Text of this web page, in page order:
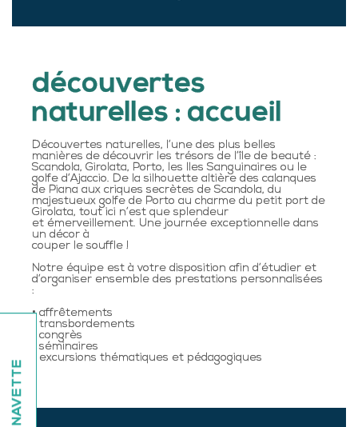
NAVETTE
découvertes
naturelles : accueil
Découvertes naturelles, l’une des plus belles
manières de découvrir les trésors de l’île de beauté :
Scandola, Girolata, Porto, les Iles Sanguinaires ou le
golfe d’Ajaccio. De la silhouette altière des calanques
de Piana aux criques secrètes de Scandola, du
majestueux golfe de Porto au charme du petit port de
Girolata, tout ici n’est que splendeur
et émerveillement. Une journée exceptionnelle dans
un décor à
couper le souffle !
Notre équipe est à votre disposition afin d’étudier et
d’organiser ensemble des prestations personnalisées
:
• affrêtements
• transbordements
• congrès
• séminaires
• excursions thématiques et pédagogiques